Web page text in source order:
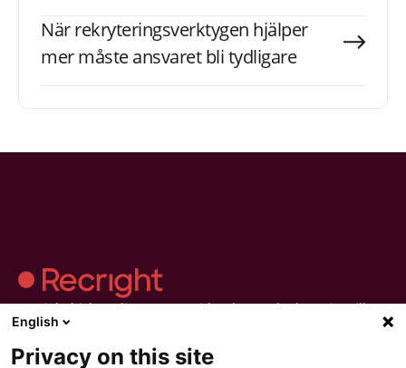
När rekryteringsverktygen hjälper
mer måste ansvaret bli tydligare
Recright hjälper dig att göra evidensbaserad rekrytering till en
del av vardagen.Strukturera urvalet, håll bättre intervjuer och
fatta beslut du kan lita på.
English
Privacy on this site